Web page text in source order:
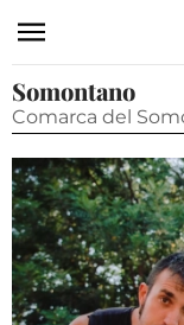
ACTUALIDAD
ECONOMÍA
TECNOLOGÍA
TURISMO
DEPORTES
Somontano
Comarca del